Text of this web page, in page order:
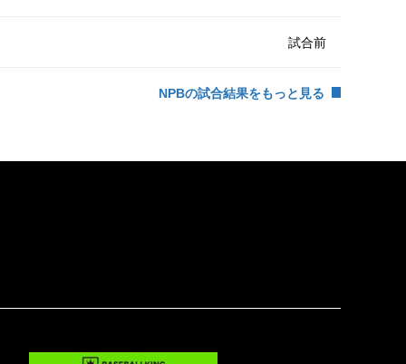
試合前
NPBの試合結果をもっと見る